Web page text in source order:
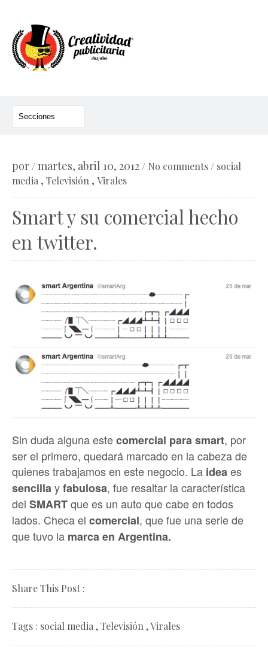
por /martes, abril 10, 2012 / No comments / social
media , Televisión , Virales
Smart y su comercial hecho
en twitter.
Sin duda alguna estecomercial para smart, por
ser el primero, quedará marcado en la cabeza de
quienes trabajamos en este negocio. La ideaes
sencillayfabulosa, fue resaltar la característica
del SMARTque es un auto que cabe en todos
lados. Checa el comercial, que fue una serie de
que tuvo la marca en Argentina.
Share This Post :
Tags : social media ,Televisión ,Virales